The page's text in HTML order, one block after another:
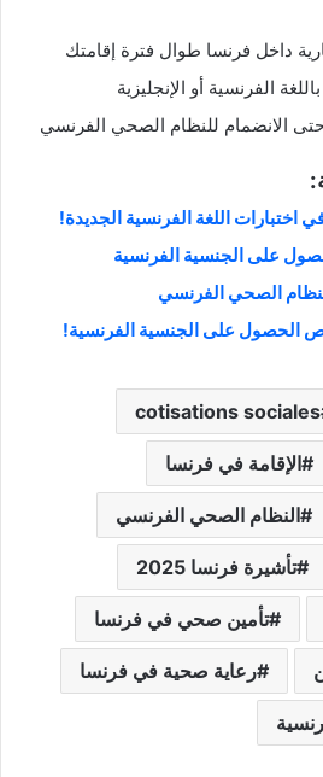
داخل فرنسا طوال فترة إقامتك
الفرنسية أو الإنجليزية
الانضمام للنظام الصحي الفرنسي
اختبارات اللغة الفرنسية الجديدة!
على الجنسية الفرنسية
الصحي الفرنسي
الحصول على الجنسية الفرنسية!
cotisations sociales
الإقامة في فرنسا
النظام الصحي الفرنسي
تأشيرة فرنسا 2025
تأمين صحي في فرنسا
رعاية صحية في فرنسا